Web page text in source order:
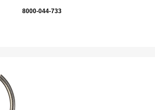
8000-044-733